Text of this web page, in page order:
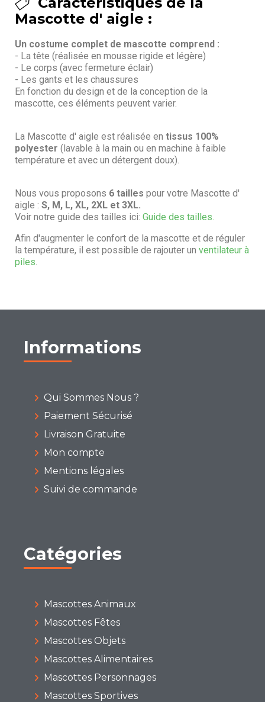
Mascotte d' aigle :
Un costume complet de mascotte comprend :
- La tête (réalisée en mousse rigide et légère)
- Le corps (avec fermeture éclair)
- Les gants et les chaussures
En fonction du design et de la conception de la
mascotte, ces éléments peuvent varier.
La Mascotte d' aigle est réalisée en tissus 100%
polyester (lavable à la main ou en machine à faible
température et avec un détergent doux).
Nous vous proposons 6 tailles pour votre Mascotte d'
aigle : S, M, L, XL, 2XL et 3XL.
Voir notre guide des tailles ici: Guide des tailles.
Afin d'augmenter le confort de la mascotte et de réguler
la température, il est possible de rajouter un ventilateur à
piles.
Informations
Qui Sommes Nous ?
Paiement Sécurisé
Livraison Gratuite
Mon compte
Mentions légales
Suivi de commande
Catégories
Mascottes Animaux
Mascottes Fêtes
Mascottes Objets
Mascottes Alimentaires
Mascottes Personnages
Mascottes Sportives